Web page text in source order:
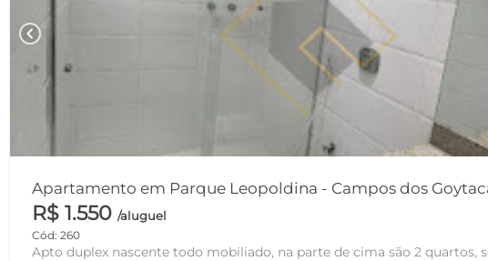
chevron_left
Apartamento em Parque Leopoldina - Campos dos
R$ 1.550 /aluguel
Cód: 260
Apto duplex nascente todo mobiliado, na parte de cima são 2 quartos,